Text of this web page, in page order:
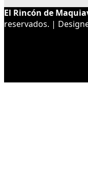
El Rincón de
reservados. |